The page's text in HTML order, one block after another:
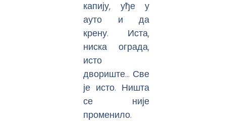
капију, уђе у
ауто и да
крену. Иста,
ниска ограда,
исто
двориште… Све
је исто. Ништа
се није
променило.